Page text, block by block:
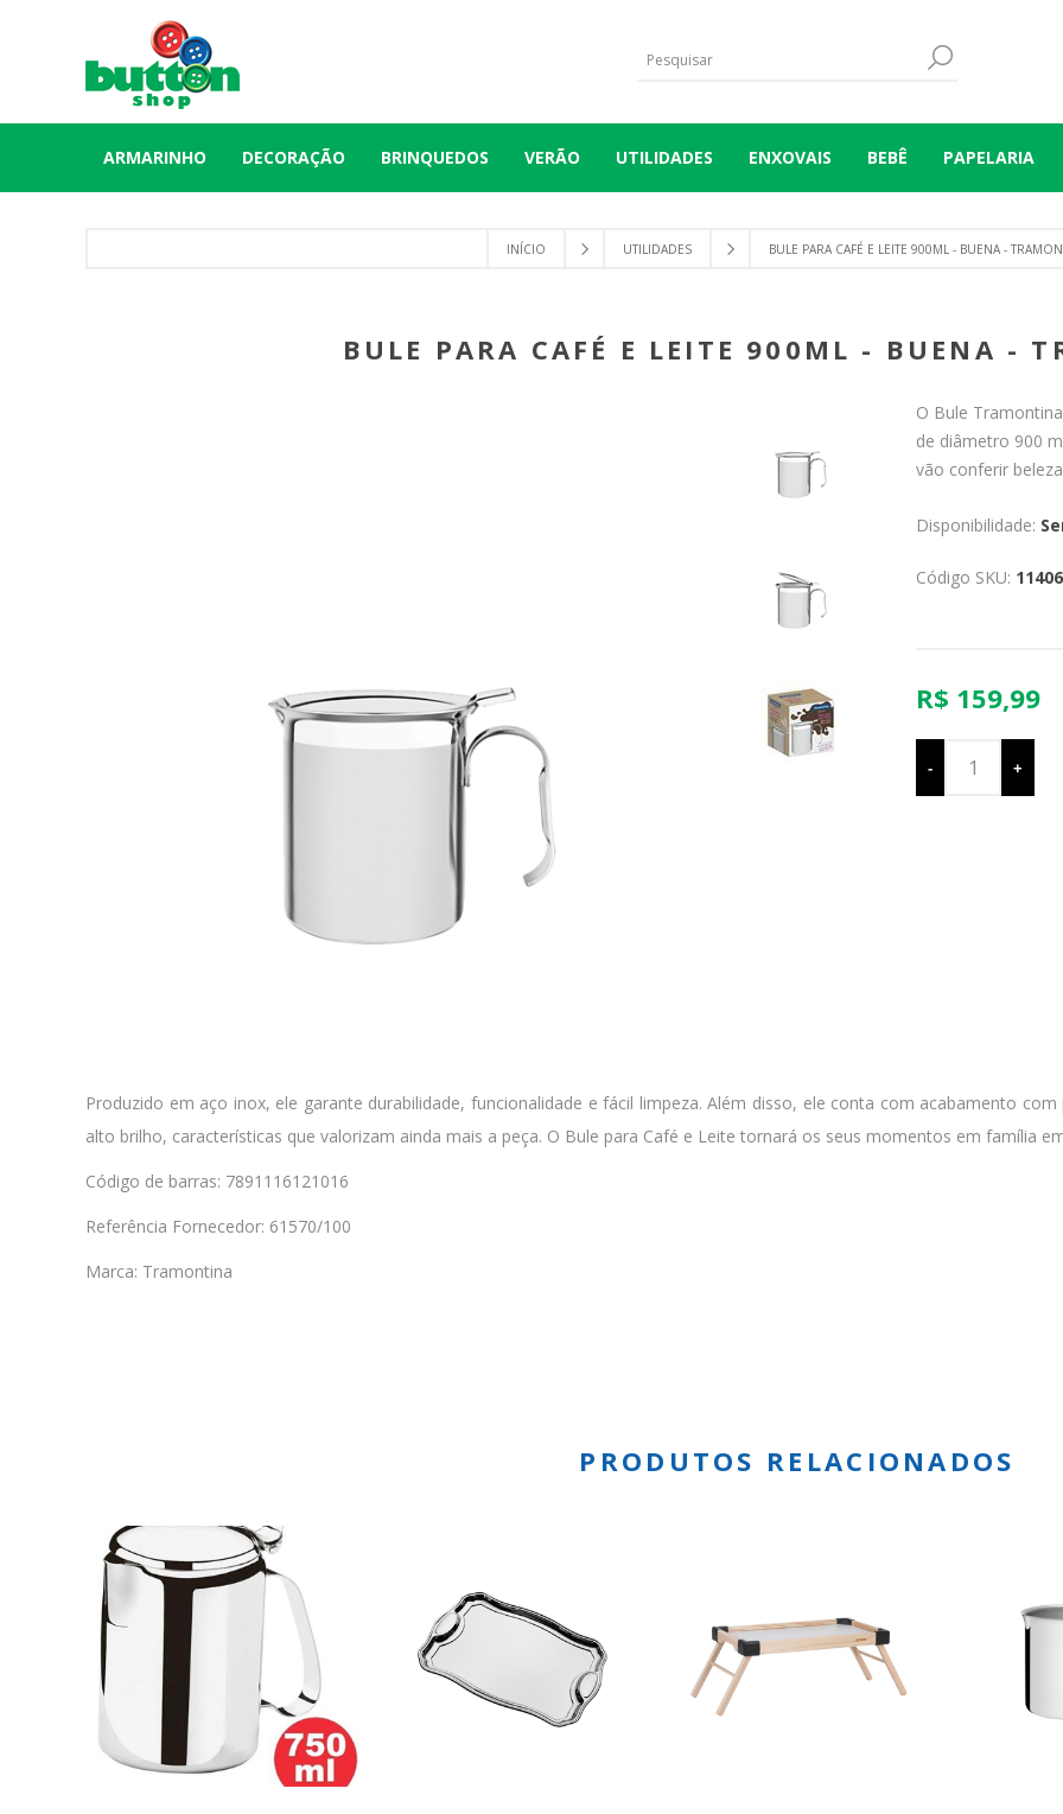
ARMARINHO DECORAÇÃO BRINQUEDOS VERÃO UTILIDADES ENXOVAIS BEBÊ PAPELARIA
INÍCIO UTILIDADES BULE PARA CAFÉ E LEITE 900ML - BUENA -
BULE PARA CAFÉ E LEITE 900ML - BUENA -
O Bule
de diâmetro 900
vão conferir
Disponibilidade:
Código SKU:
R$ 159,99
- +
Produzido em aço inox, ele garante durabilidade, funcionalidade e fácil limpeza. Além disso, ele conta com acabamento
alto brilho, características que valorizam ainda mais a peça. O Bule para Café e Leite tornará os seus momentos em família
Código de barras: 7891116121016
Referência Fornecedor: 61570/100
Marca: Tramontina
PRODUTOS RELACIONADOS